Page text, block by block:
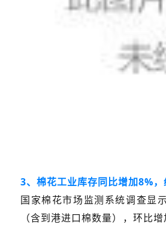
3、棉花工业库存同比增加8%，
国家棉花市场监测系统调查显
（含到港进口棉数量），环比